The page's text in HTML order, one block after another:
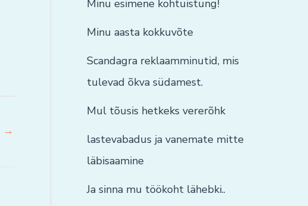
→
Minu esimene kohtuistung!
Minu aasta kokkuvõte
Scandagra reklaamminutid, mis
tulevad õkva südamest.
Mul tõusis hetkeks vererõhk
lastevabadus ja vanemate mitte
läbisaamine
Ja sinna mu töökoht lähebki..